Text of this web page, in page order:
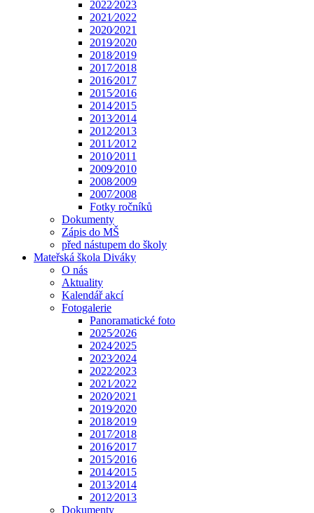
2022⁄2023
2021⁄2022
2020⁄2021
2019⁄2020
2018⁄2019
2017⁄2018
2016⁄2017
2015⁄2016
2014⁄2015
2013⁄2014
2012⁄2013
2011⁄2012
2010⁄2011
2009⁄2010
2008⁄2009
2007⁄2008
Fotky ročníků
Dokumenty
Zápis do MŠ
před nástupem do školy
Mateřská škola Diváky
O nás
Aktuality
Kalendář akcí
Fotogalerie
Panoramatické foto
2025⁄2026
2024⁄2025
2023⁄2024
2022⁄2023
2021⁄2022
2020⁄2021
2019⁄2020
2018⁄2019
2017⁄2018
2016⁄2017
2015⁄2016
2014⁄2015
2013⁄2014
2012⁄2013
Dokumenty